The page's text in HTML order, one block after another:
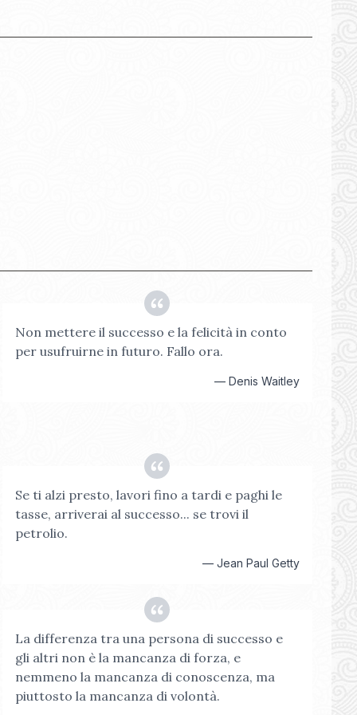
Non mettere il successo e la felicità in conto
per usufruirne in futuro. Fallo ora.
— Denis Waitley
Se ti alzi presto, lavori fino a tardi e paghi le
tasse, arriverai al successo... se trovi il
petrolio.
— Jean Paul Getty
La differenza tra una persona di successo e
gli altri non è la mancanza di forza, e
nemmeno la mancanza di conoscenza, ma
piuttosto la mancanza di volontà.